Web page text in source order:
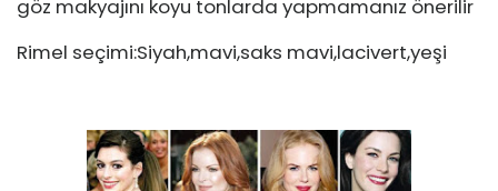
göz makyajını koyu tonlarda yapmamanız önerilir
Rimel seçimi:Siyah,mavi,saks mavi,lacivert,yeşi